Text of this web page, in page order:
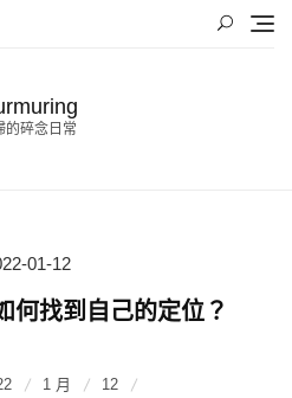
的碎念日常
Posted
on
01-12
何找到自己的定位？
1 月
12